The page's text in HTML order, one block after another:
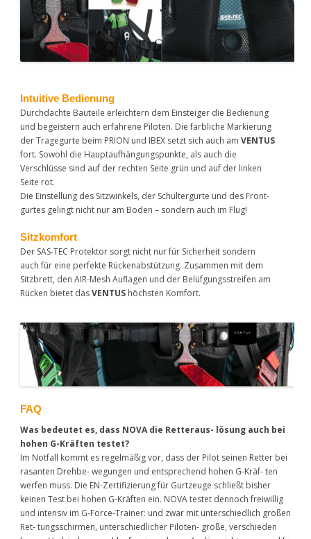
Intuitive Bedienung
Durchdachte Bauteile erleichtern dem Einsteiger die Bedienung
und begeistern auch erfahrene Piloten. Die farbliche Markierung
der Tragegurte beim PRION und IBEX setzt sich auch am VENTUS
fort. Sowohl die Hauptaufhängungspunkte, als auch die
Verschlüsse sind auf der rechten Seite grün und auf der linken
Seite rot.
Die Einstellung des Sitzwinkels, der Schultergurte und des Front-
gurtes gelingt nicht nur am Boden – sondern auch im Flug!
Sitzkomfort
Der SAS-TEC Protektor sorgt nicht nur für Sicherheit sondern
auch für eine perfekte Rückenabstützung. Zusammen mit dem
Sitzbrett, den AIR-Mesh Auflagen und der Belüfgungsstreifen am
Rücken bietet dasVENTUS höchsten Komfort.
FAQ
Was bedeutet es, dass NOVA die Retteraus- lösung auch bei
hohen G-Kräften testet?
Im Notfall kommt es regelmäßig vor, dass der Pilot seinen Retter bei
rasanten Drehbe- wegungen und entsprechend hohen G-Kräf- ten
werfen muss. Die EN-Zertifizierung für Gurtzeuge schließt bisher
keinen Test bei hohen G-Kräften ein. NOVA testet dennoch freiwillig
und intensiv im G-Force-Trainer: und zwar mit unterschiedlich großen
Ret- tungsschirmen, unterschiedlicher Piloten- größe, verschieden